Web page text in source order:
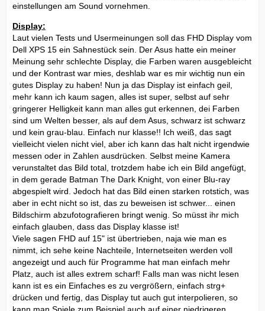
einstellungen am Sound vornehmen.
Display:
Laut vielen Tests und Usermeinungen soll das FHD Display vom
Dell XPS 15 ein Sahnestück sein. Der Asus hatte ein meiner
Meinung sehr schlechte Display, die Farben waren ausgebleicht
und der Kontrast war mies, deshlab war es mir wichtig nun ein
gutes Display zu haben! Nun ja das Display ist einfach geil,
mehr kann ich kaum sagen, alles ist super, selbst auf sehr
gringerer Helligkeit kann man alles gut erkennen, dei Farben
sind um Welten besser, als auf dem Asus, schwarz ist schwarz
und kein grau-blau. Einfach nur klasse!! Ich weiß, das sagt
vielleicht vielen nicht viel, aber ich kann das halt nicht irgendwie
messen oder in Zahlen ausdrücken. Selbst meine Kamera
verunstaltet das Bild total, trotzdem habe ich ein Bild angefügt,
in dem gerade Batman The Dark Knight, von einer Blu-ray
abgespielt wird. Jedoch hat das Bild einen starken rotstich, was
aber in echt nicht so ist, das zu beweisen ist schwer... einen
Bildschirm abzufotografieren bringt wenig. So müsst ihr mich
einfach glauben, dass das Display klasse ist!
Viele sagen FHD auf 15" ist übertrieben, naja wie man es
nimmt, ich sehe keine Nachteile, Internetseiten werden voll
angezeigt und auch für Programme hat man einfach mehr
Platz, auch ist alles extrem scharf! Falls man was nicht lesen
kann ist es ein Einfaches es zu vergrößern, einfach strg+
drücken und fertig, das Display tut auch gut interpolieren, so
kann man Spiele zum Beispiel auch auf einer niedrigeren